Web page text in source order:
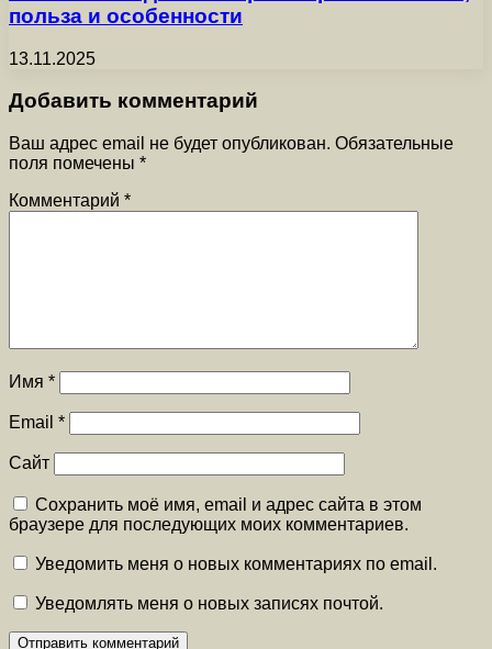
польза и особенности
13.11.2025
Добавить комментарий
Ваш адрес email не будет опубликован. Обязательные
поля помечены *
Комментарий *
Имя *
Email *
Сайт
Сохранить моё имя, email и адрес сайта в этом
браузере для последующих моих комментариев.
Уведомить меня о новых комментариях по email.
Уведомлять меня о новых записях почтой.